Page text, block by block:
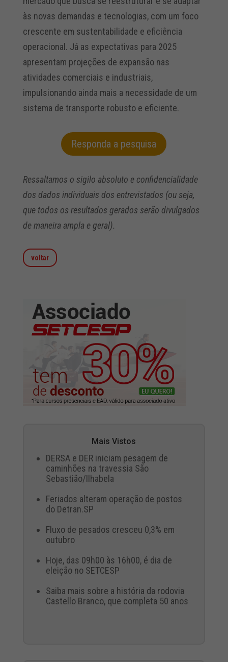
às novas demandas e tecnologias, com um foco
crescente em sustentabilidade e eficiência
operacional. Já as expectativas para 2025
apresentam projeções de expansão nas
atividades comerciais e industriais,
impulsionando ainda mais a necessidade de um
sistema de transporte robusto e eficiente.
Responda a pesquisa
Ressaltamos o sigilo absoluto e confidencialidade
dos dados individuais dos entrevistados (ou seja,
que todos os resultados gerados serão divulgados
de maneira ampla e geral).
voltar
Mais Vistos
DERSA e DER iniciam pesagem de
caminhões na travessia São
Sebastião/Ilhabela
Feriados alteram operação de postos
do Detran.SP
Fluxo de pesados cresceu 0,3% em
outubro
Hoje, das 09h00 às 16h00, é dia de
eleição no SETCESP
Saiba mais sobre a história da rodovia
Castello Branco, que completa 50 anos